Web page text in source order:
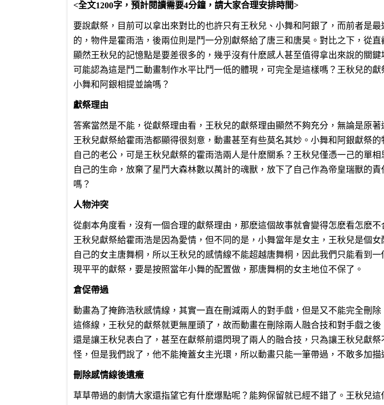
<全文1200字，預計閱讀需要4分鐘，請大家合理安排時間>
要說獻祭，目前可以拿出來對比的也許只有王秋兒、小舞和阿銀了，而前者是最
的，物件是霍雨浩，後兩位則是鬥一分別獻祭給了唐三和唐昊。對比之下，從直
顯然王秋兒的記憶點是要差很多的，幾乎沒有什麽感人甚至值得拿出來說的關鍵
可能認為這是鬥二動畫制作水平比鬥一低的體現，可完全是這樣嗎？王秋兒的獻
小舞和阿銀相提並論嗎？
獻祭理由
答案當然是不能，從獻祭理由看，王秋兒的獻祭理由顯然不夠充分，無論是原著
王秋兒獻祭給霍雨浩都顯得很刻意，動畫甚至有些莫名其妙。小舞和阿銀獻祭的
自己的老公，可是王秋兒獻祭的霍雨浩兩人是什麽關系？王秋兒僅憑一己的單相
自己的生命，放棄了星鬥大森林數以萬計的魂獸，放下了自己作為帝皇瑞獸的責
嗎？
人物沖突
從劇本角度看，沒有一個合理的獻祭理由，那麽這個故事就會變得怎麽看怎麽不
王秋兒獻祭給霍雨浩是因為愛情，但不同的是，小舞當年是女主，王秋兒是個女
自己的女主唐舞桐，所以王秋兒的感情線不能超越唐舞桐，因此我們只能看到一
現平平的獻祭，要是按照當年小舞的配置做，那唐舞桐的女主地位不保了。
倉促帶過
動畫為了掩飾浩秋感情線，其實一直在刪減兩人的對手戲，但是又不能完全刪除
這條線，王秋兒的獻祭就更無厘頭了，故而動畫在刪除兩人融合技和對手戲之後
還是讓王秋兒表白了，甚至在獻祭前還閃現了兩人的融合技，只為讓王秋兒獻祭
怪，但是我們說了，他不能掩蓋女主光環，所以動畫只能一筆帶過，不敢多加描
刪除感情線後遺癥
草草帶過的劇情大家還指望它有什麽爆點呢？能夠保留就已經不錯了。王秋兒這